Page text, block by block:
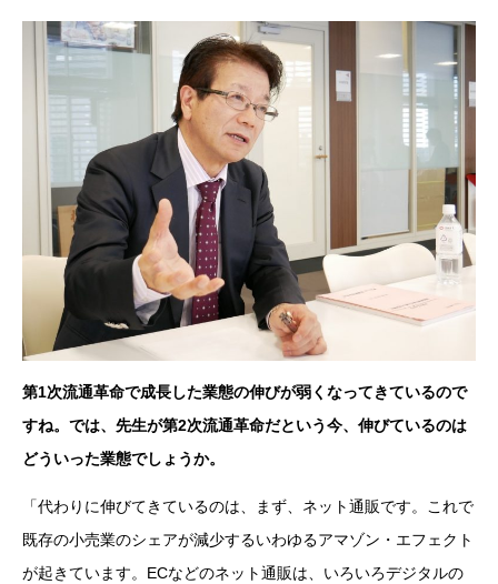
第1次流通革命で成長した業態の伸びが弱くなってきているので
すね。では、先生が第2次流通革命だという今、伸びているのは
どういった業態でしょうか。
「代わりに伸びてきているのは、まず、ネット通販です。これで
既存の小売業のシェアが減少するいわゆるアマゾン・エフェクト
が起きています。ECなどのネット通販は、いろいろデジタルの